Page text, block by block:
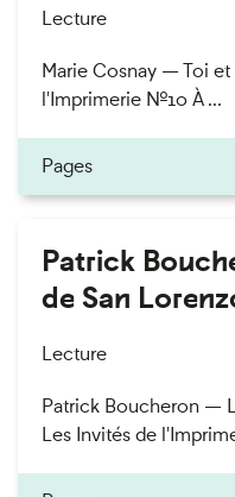
Lecture
Marie Cosnay — Toi
l'Imprimerie n°10 À ...
Pages
Patrick
de San
Lecture
Patrick Boucheron —
Les Invités de